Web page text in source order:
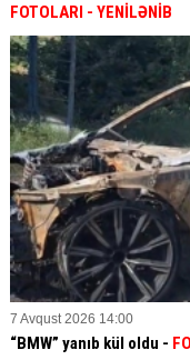
FOTOLARI - YENİLƏNİB
7 Avqust 2026 14:00
“BMW” yanıb kül oldu -